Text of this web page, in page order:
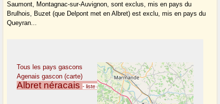
Saumont, Montagnac-sur-Auvignon, sont exclus, mis en pays du
Brulhois, Buzet (que Delpont met en Albret) est exclu, mis en pays du
Queyran...